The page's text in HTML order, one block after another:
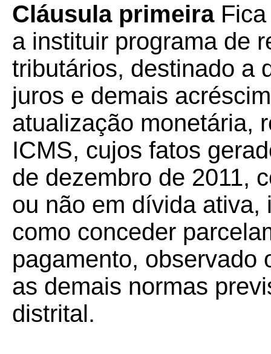
Cláusula primeiraFica
a instituir programa de
tributários, destinado a
juros e demais
atualização monetária,
ICMS, cujos fatos
de dezembro de 2011,
ou não em dívida ativa,
como conceder
pagamento, observado
as demais normas
distrital.